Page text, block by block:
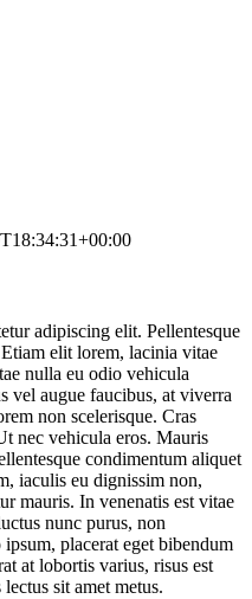
adipiscing elit. Pellentesque
elit lorem, lacinia vitae
nulla eu odio vehicula
vel augue faucibus, at viverra
non scelerisque. Cras
nec vehicula eros. Mauris
condimentum aliquet
iaculis eu dignissim non,
mauris. In venenatis est vitae
nunc purus, non
placerat eget bibendum
at lobortis varius, risus est
sit amet metus.